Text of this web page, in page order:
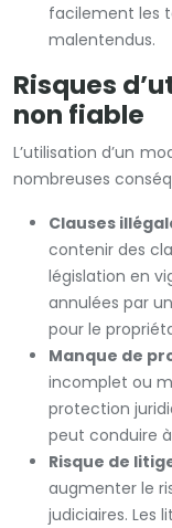
facilement les
malentendus.
Risques
non fiable
L’utilisation d’un
nombreuses
Clauses
contenir des
législation en
annulées par
pour le
Manque de
incomplet ou
protection
peut conduire
Risque de
augmenter le
judiciaires. Les